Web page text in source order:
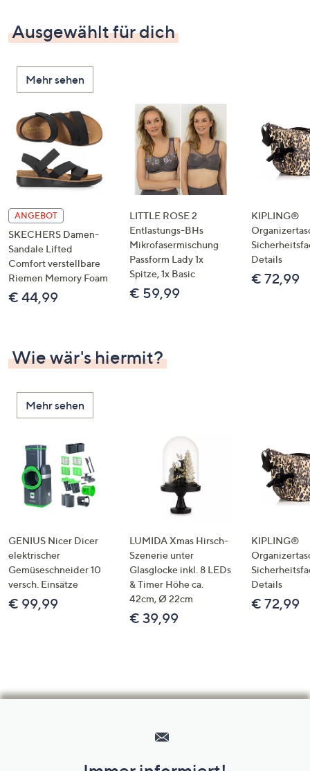
Ausgewählt für dich
Mehr sehen
ANGEBOT
SKECHERS Damen-
Sandale Lifted
Comfort verstellbare
Riemen Memory Foam
€ 44,99
LITTLE ROSE 2
Entlastungs-BHs
Mikrofasermischung
Passform Lady 1x
Spitze, 1x Basic
€ 59,99
KIPLING®
Details
€ 72,99
Wie wär's hiermit?
Mehr sehen
GENIUS Nicer Dicer
elektrischer
Gemüseschneider 10
versch. Einsätze
€ 99,99
LUMIDA Xmas Hirsch-
Szenerie unter
Glasglocke inkl. 8 LEDs
& Timer Höhe ca.
42cm, Ø 22cm
€ 39,99
KIPLING®
Details
€ 72,99